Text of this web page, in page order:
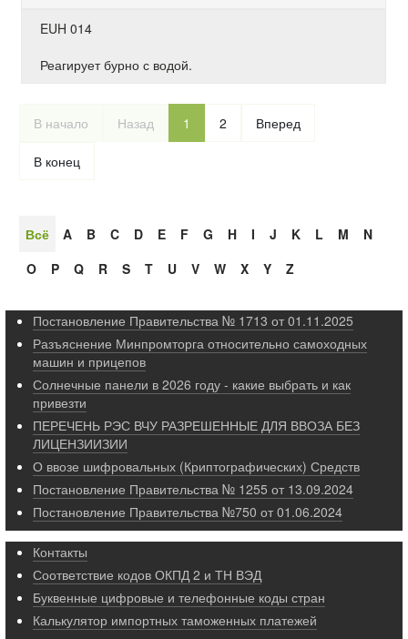
EUH 014
Реагирует бурно с водой.
В начало Назад 1 2 Вперед
В конец
Всё A B C D E F G H I J K L M
N
O
P Q R S T U V W X Y Z
Постановление Правительства № 1713 от 01.11.2025
Разъяснение Минпромторга относительно самоходных
машин и прицепов
Солнечные панели в 2026 году - какие выбрать и как
привезти
ПЕРЕЧЕНЬ РЭС ВЧУ РАЗРЕШЕННЫЕ ДЛЯ ВВОЗА БЕЗ
ЛИЦЕНЗИИЗИИ
О ввозе шифровальных (Криптографических) Средств
Постановление Правительства № 1255 от 13.09.2024
Постановление Правительства №750 от 01.06.2024
Контакты
Соответствие кодов ОКПД 2 и ТН ВЭД
Буквенные цифровые и телефонные коды стран
Калькулятор импортных таможенных платежей